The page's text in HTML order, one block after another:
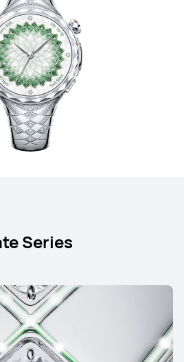
Series